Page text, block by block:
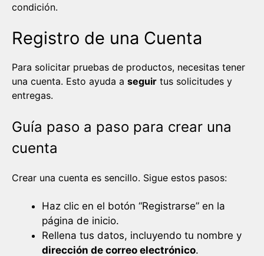
condición.
Registro de una Cuenta
Para solicitar pruebas de productos, necesitas tener
una cuenta. Esto ayuda a seguir tus solicitudes y
entregas.
Guía paso a paso para crear una
cuenta
Crear una cuenta es sencillo. Sigue estos pasos:
Haz clic en el botón “Registrarse” en la
página de inicio.
Rellena tus datos, incluyendo tu nombre y
dirección de correo electrónico.